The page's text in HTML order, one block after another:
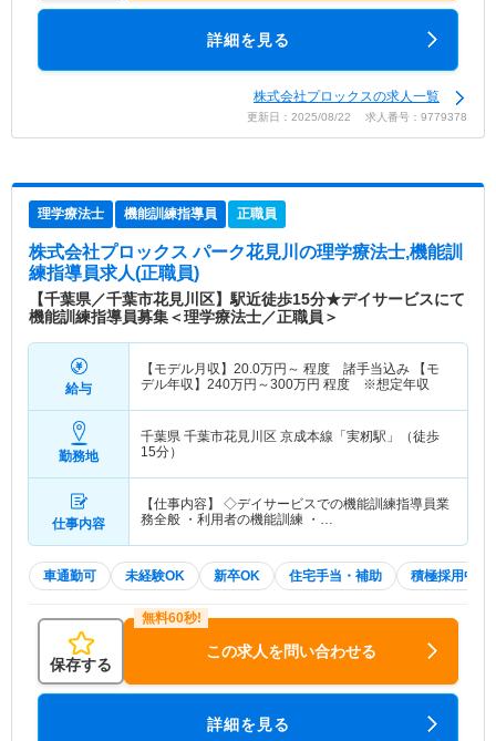
詳細を見る
株式会社プロックスの求人一覧
更新日：2025/08/22 求人番号：9779378
理学療法士 機能訓練指導員 正職員
株式会社プロックス パーク花見川 の理学療法士,機能訓
練指導員求人(正職員)
【千葉県／千葉市花見川区】駅近徒歩15分★デイサービスにて
機能訓練指導員募集＜理学療法士／正職員＞
給与
【モデル月収】 20.0万円～ 程度 諸手当込み 【モ
デル年収】 240万円～300万円 程度 ※想定年収
勤務地
千葉県 千葉市花見川区 京成本線「実籾駅」（徒歩
15分）
仕事内容
【仕事内容】 ◇デイサービスでの機能訓練指導員業
務全般 ・利用者の機能訓練 ・…
車通勤可 未経験OK 新卒OK 住宅手当・補助 積極採用中
保存する
この求人を問い合わせる
詳細を見る